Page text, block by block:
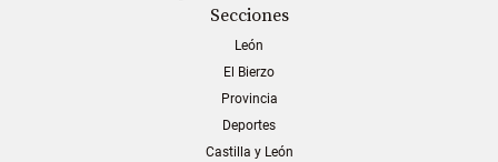
Secciones
León
El Bierzo
Provincia
Deportes
Castilla y León